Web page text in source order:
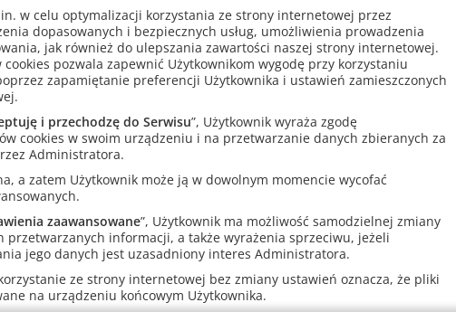
w celu optymalizacji korzystania ze strony internetowej przez
dopasowanych i bezpiecznych usług, umożliwienia prowadzenia
jak również do ulepszania zawartości naszej strony internetowej.
pozwala zapewnić Użytkownikom wygodę przy korzystaniu
zapamiętanie preferencji Użytkownika i ustawień zamieszczonych
i przechodzę do Serwisu”, Użytkownik wyraża zgodę
cookies w swoim urządzeniu i na przetwarzanie danych zbieranych za
Administratora.
a zatem Użytkownik może ją w dowolnym momencie wycofać
zaawansowane”, Użytkownik ma możliwość samodzielnej zmiany
przetwarzanych informacji, a także wyrażenia sprzeciwu, jeżeli
jego danych jest uzasadniony interes Administratora.
ze strony internetowej bez zmiany ustawień oznacza, że pliki
na urządzeniu końcowym Użytkownika.